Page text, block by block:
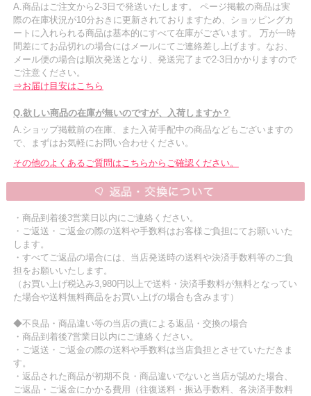
A.商品はご注文から2-3日で発送いたします。 ページ掲載の商品は実
際の在庫状況が10分おきに更新されておりますため、ショッピングカ
ートに入れられる商品は基本的にすべて在庫がございます。 万が一時
間差にてお品切れの場合にはメールにてご連絡差し上げます。なお、
メール便の場合は順次発送となり、発送完了まで2-3日かかりますので
ご注意ください。
⇒お届け目安はこちら
Q.欲しい商品の在庫が無いのですが、入荷しますか？
A.ショップ掲載前の在庫、また入荷手配中の商品などもございますの
で、まずはお気軽にお問い合わせください。
その他のよくあるご質問はこちらからご確認ください。
・商品到着後3営業日以内にご連絡ください。
・ご返送・ご返金の際の送料や手数料はお客様ご負担にてお願いいた
します。
・すべてご返品の場合には、当店発送時の送料や決済手数料等のご負
担をお願いいたします。
（お買い上げ税込み3,980円以上で送料・決済手数料が無料となってい
た場合や送料無料商品をお買い上げの場合も含みます）
◆不良品・商品違い等の当店の責による返品・交換の場合
・商品到着後7営業日以内にご連絡ください。
・ご返送・ご返金の際の送料や手数料は当店負担とさせていただきま
す。
・返品された商品が初期不良・商品違いでないと当店が認めた場合、
ご返品・ご返金にかかる費用（往復送料・振込手数料、各決済手数料